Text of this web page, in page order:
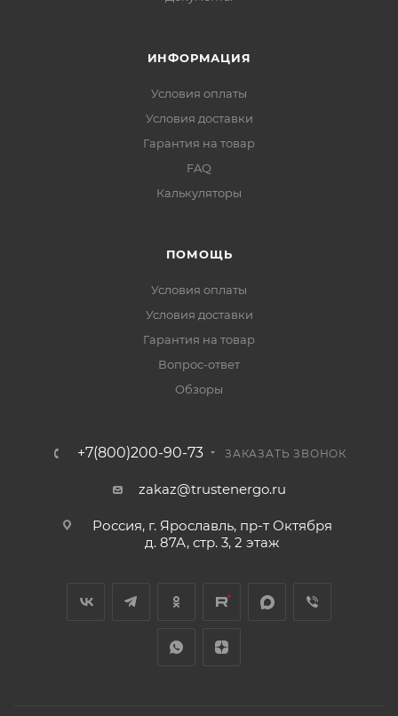
ИНФОРМАЦИЯ
Условия оплаты
Условия доставки
Гарантия на товар
FAQ
Калькуляторы
ПОМОЩЬ
Условия оплаты
Условия доставки
Гарантия на товар
Вопрос-ответ
Обзоры
+7(800)200-90-73 ЗАКАЗАТЬ ЗВОНОК
zakaz@trustenergo.ru
Россия, г. Ярославль, пр-т Октября
д. 87А, стр. 3, 2 этаж